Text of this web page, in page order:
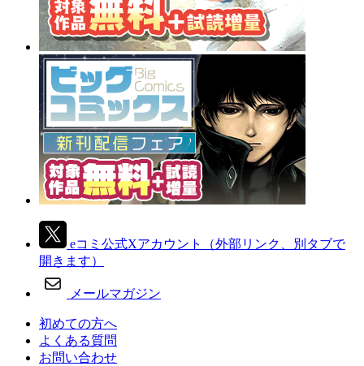
eコミ公式Xアカウント
（外部リンク、別タブで
開きます）
メールマガジン
初めての方へ
よくある質問
お問い合わせ